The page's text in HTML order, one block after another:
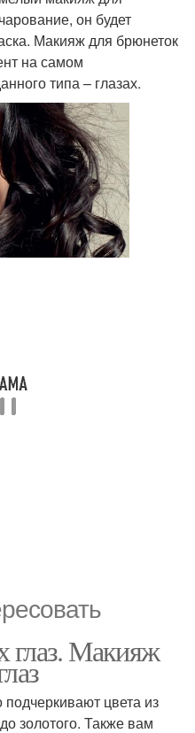
он будет
Макияж для брюнеток
на самом
типа – глазах.
глаз. Макияж
цвета из
золотого. Также вам